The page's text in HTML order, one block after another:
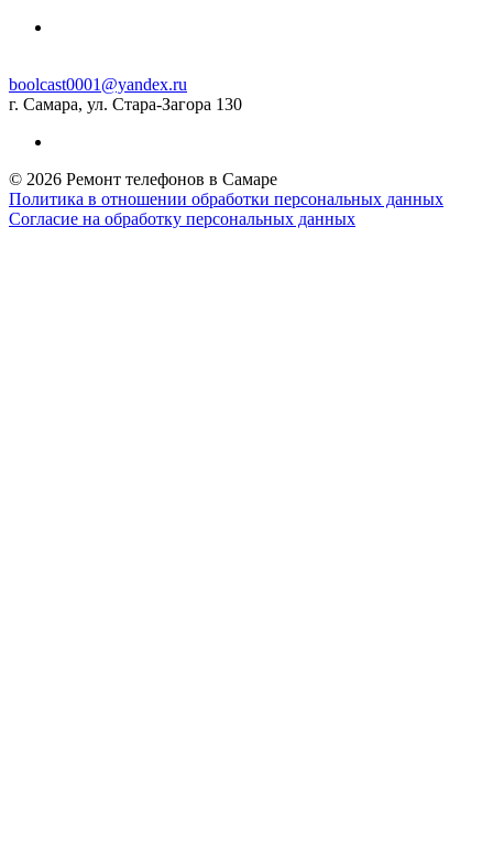
boolcast0001@yandex.ru
г. Самара, ул. Стара-Загора 130
© 2026 Ремонт телефонов в Самаре
Политика в отношении обработки персональных данных
Согласие на обработку персональных данных